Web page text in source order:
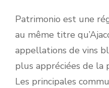
Patrimonio est une
au même titre
appellations de vins
plus appréciées de la
Les principales